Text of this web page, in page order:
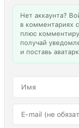
Нет аккаунта?
в комментариях
плюс
получай
и поставь